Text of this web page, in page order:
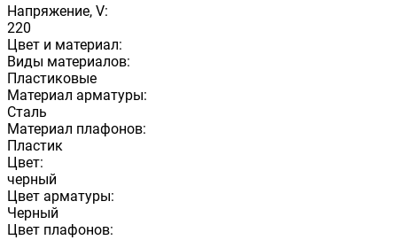
Напряжение, V:
220
Цвет и материал:
Виды материалов:
Пластиковые
Материал арматуры:
Сталь
Материал плафонов:
Пластик
Цвет:
черный
Цвет арматуры:
Черный
Цвет плафонов: